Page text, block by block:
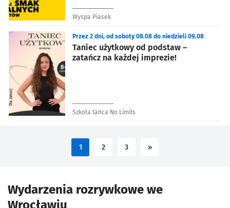
Wyspa Piasek
Taniec użytkowy od podstaw –
zatańcz na każdej imprezie!
Przez 2 dni, od soboty 08.08 do niedzieli 09.08
Szkoła tańca No Limits
1 2 3 »
Wydarzenia rozrywkowe we
Wrocławiu